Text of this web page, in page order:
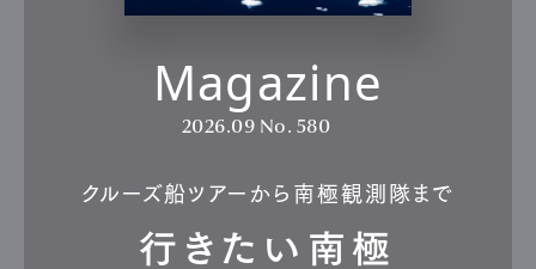
Magazine
2026.09 No. 580
クルーズ船ツアーから南極観測隊まで
行きたい南極